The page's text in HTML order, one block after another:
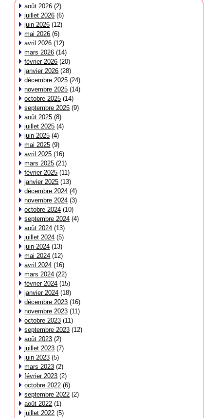
août 2026 (2)
juillet 2026 (6)
juin 2026 (12)
mai 2026 (6)
avril 2026 (12)
mars 2026 (14)
février 2026 (20)
janvier 2026 (28)
décembre 2025 (24)
novembre 2025 (14)
octobre 2025 (14)
septembre 2025 (9)
août 2025 (8)
juillet 2025 (4)
juin 2025 (4)
mai 2025 (9)
avril 2025 (16)
mars 2025 (21)
février 2025 (11)
janvier 2025 (13)
décembre 2024 (4)
novembre 2024 (3)
octobre 2024 (10)
septembre 2024 (4)
août 2024 (13)
juillet 2024 (5)
juin 2024 (13)
mai 2024 (12)
avril 2024 (16)
mars 2024 (22)
février 2024 (15)
janvier 2024 (18)
décembre 2023 (16)
novembre 2023 (11)
octobre 2023 (11)
septembre 2023 (12)
août 2023 (2)
juillet 2023 (7)
juin 2023 (5)
mars 2023 (2)
février 2023 (2)
octobre 2022 (6)
septembre 2022 (2)
août 2022 (1)
juillet 2022 (5)